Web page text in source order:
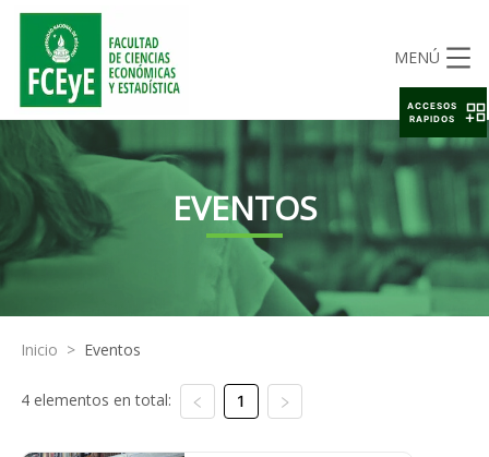
MENÚ
EVENTOS
Inicio > Eventos
4 elementos en total: 1
ACCESOS
RAPIDOS